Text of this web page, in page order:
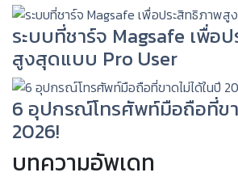
ระบบที่ชาร์จ Magsafe เพื่อ
สูงสุดแบบ Pro User
6 อุปกรณ์โทรศัพท์มือถือที่ขา
2026!
บทความอัพเดท